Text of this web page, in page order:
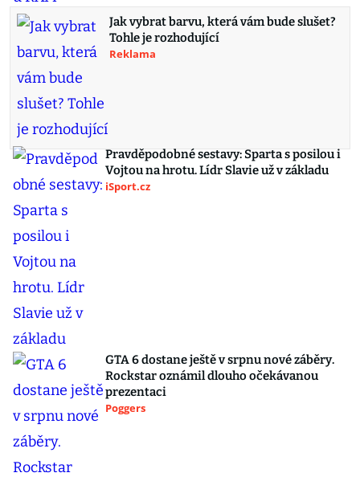
Jak vybrat barvu, která vám bude slušet?
Tohle je rozhodující
Reklama
Pravděpodobné sestavy: Sparta s posilou i
Vojtou na hrotu. Lídr Slavie už v základu
iSport.cz
GTA 6 dostane ještě v srpnu nové záběry.
Rockstar oznámil dlouho očekávanou
prezentaci
Poggers